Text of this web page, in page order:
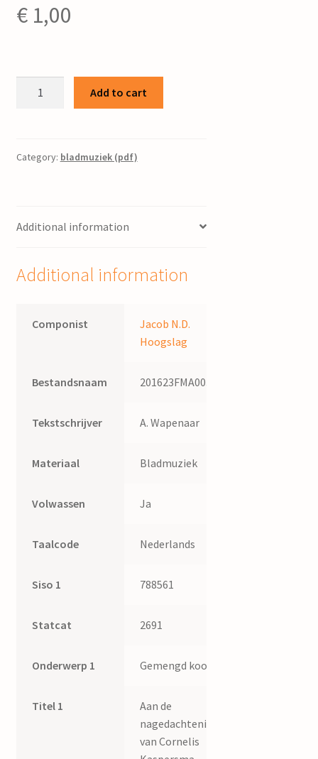
€1,00
Cornelis
gemengd
Jac.
quantity
Add to cart
Category: bladmuziek (pdf)
Additional information
Additional information
Componist
Jacob N.D.
Hoogslag
Bestandsnaam 201623FMA003
Tekstschrijver A. Wapenaar
Materiaal Bladmuziek
Volwassen Ja
Taalcode Nederlands
Siso 1 788561
Statcat 2691
Onderwerp 1 Gemengd koor
Titel 1
Aan de
nagedachtenis
van Cornelis